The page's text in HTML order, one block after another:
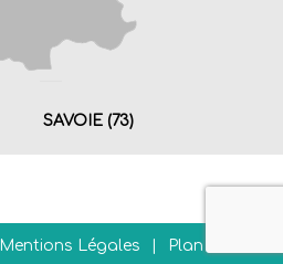
SAVOIE (73)
Mentions Légales Plan du site